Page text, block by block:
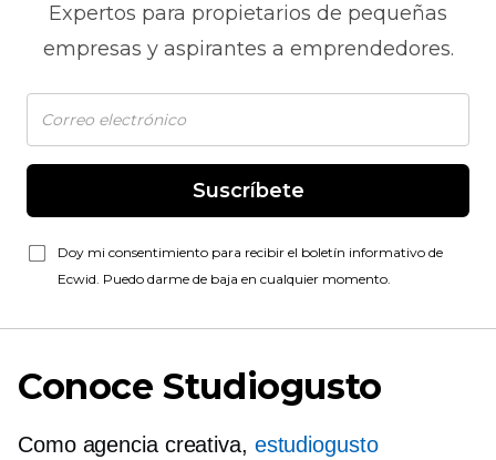
Expertos para propietarios de pequeñas
empresas y aspirantes a emprendedores.
Suscríbete
Doy mi consentimiento para recibir el boletín informativo de
Ecwid. Puedo darme de baja en cualquier momento.
Conoce Studiogusto
Como agencia creativa, estudiogusto